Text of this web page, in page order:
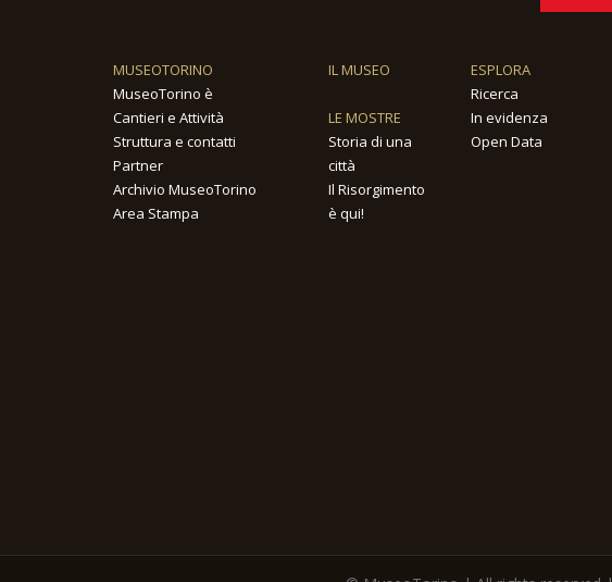
MUSEOTORINO
MuseoTorino è
Cantieri e Attività
Struttura e contatti
Partner
Archivio MuseoTorino
Area Stampa
IL MUSEO
LE MOSTRE
Storia di una
città
Il Risorgimento
è qui!
ESPLORA
Ricerca
In evidenza
Open Data